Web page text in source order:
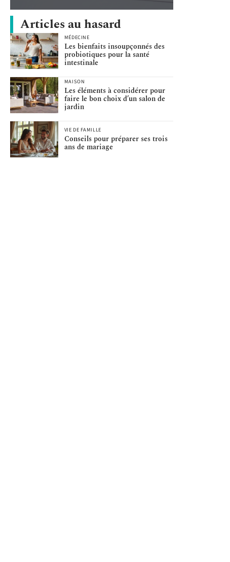
Articles au hasard
MÉDECINE
Les bienfaits insoupçonnés des
probiotiques pour la santé
intestinale
MAISON
Les éléments à considérer pour
faire le bon choix d’un salon de
jardin
VIE DE FAMILLE
Conseils pour préparer ses trois
ans de mariage